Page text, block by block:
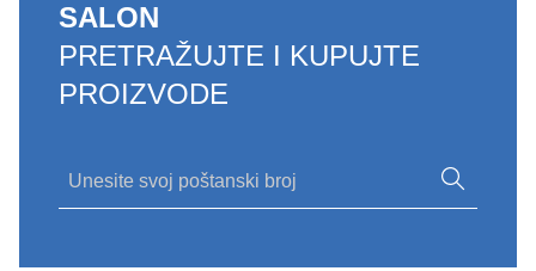
SALON
PRETRAŽUJTE I KUPUJTE
PROIZVODE